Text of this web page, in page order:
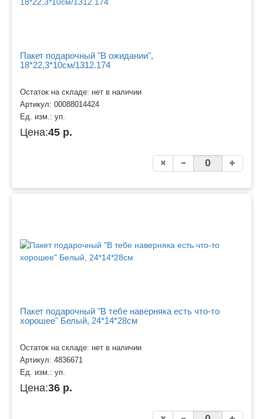
Пакет подарочный "В ожидании",
18*22,3*10см/1312.174
Остаток на складе: нет в наличии
Артикул: 00088014424
Ед. изм.: уп.
Цена:45 р.
Пакет подарочный "В тебе наверняка есть что-то
хорошее" Белый, 24*14*28см
Остаток на складе: нет в наличии
Артикул: 4836671
Ед. изм.: уп.
Цена:36 р.